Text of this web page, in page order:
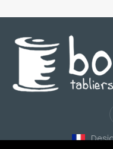
notify_engine